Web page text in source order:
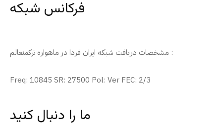
فرکانس شبکه
مشخصات دریافت شبکه ایران فردا در ماهواره ترکمنعالم :
Freq: 10845 SR: 27500 Pol: Ver FEC: 2/3
ما را دنبال کنید